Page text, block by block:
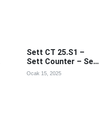
Sett CT 25.S1 –
Sett Counter – Sett
Counterleri
Ocak 15, 2025